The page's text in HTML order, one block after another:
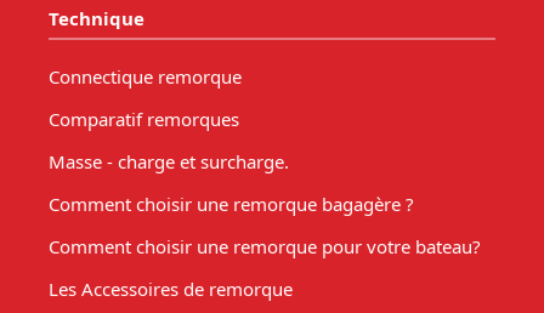
Technique
Connectique remorque
Comparatif remorques
Masse - charge et surcharge.
Comment choisir une remorque bagagère ?
Comment choisir une remorque pour votre bateau?
Les Accessoires de remorque